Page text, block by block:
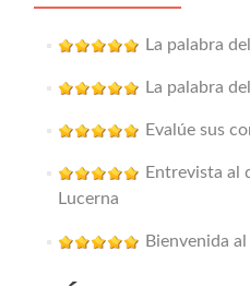
La palabra
La palabra
Evalúe sus
Entrevista al
Lucerna
Bienvenida